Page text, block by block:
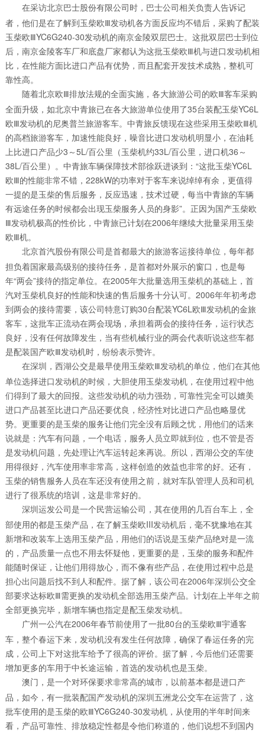
在采访北京巴士股份有限公司时，巴士公司相关负责人告诉记
者，他们是在了解到玉柴欧Ⅲ发动机各方面反应均不错后，采购了配装
玉柴欧ⅢYC6G240-30发动机的南京金陵双层巴士。这批双层巴士到位
后，南京金陵客车厂和底盘厂家都认为这批玉柴欧Ⅲ机与进口发动机相
比，在性能方面比进口产品有优势，而且配套开发技术成熟，整机可
靠性高。
随着北京欧Ⅲ排放法规的全面实施，各大旅游公司的欧Ⅲ客车采购
全面升级，如北京中青旅已在各大旅游单位使用了35台装配玉柴YC6L
欧Ⅲ发动机的尼奥普兰旅游客车。中青旅反馈现在这些采用玉柴欧Ⅲ机
的高档旅游客车，加速性能良好，噪音比进口发动机明显小，在油耗
上比进口产品少3～5L/百公里（玉柴机约33L/百公里，进口机36～
38L/百公里）。中青旅车辆保障技术部徐跃进谈到：“这批玉柴YC6L
欧Ⅲ的性能非常不错，228kW的功率对于客车来说绰绰有余，更值得
一提的是玉柴的售后服务，反应迅速，技术过硬，每当中青旅的车辆
有远途任务的时候都会出现玉柴服务人员的身影”。正因为国产玉柴欧
Ⅲ发动机极高的性价比，中青旅已计划在2006年继续大批量采用玉柴
欧Ⅲ机。
北京首汽股份有限公司是首都最大的旅游客运接待单位，每年都
担负着国家最高级别的接待任务，是首都对外展示的窗口，也是每
年“两会”接待的指定单位。在2005年大批量选用玉柴机的基础上，首
汽对玉柴机良好的性能和快速的售后服务十分认可。2006年年初考虑
到两会的接待需要，该公司特意订购30台配装YC6L欧Ⅲ发动机的金旅
客车，这批车正流动在两会现场，承担着两会的接待任务，运行状态
良好，没有任何故障发生，当有些机械行业的两会代表听说这些车都
是配装国产欧Ⅲ发动机时，纷纷表示赞许。
在深圳，西湖公交是最早使用玉柴欧Ⅲ发动机的单位，他们在其他
单位选择进口发动机的时候，大胆使用玉柴发动机，在使用过程中他
们得到了最大的回报。这些发动机的动力强劲，可靠性完全可以媲美
进口产品甚至比进口产品还要优良，经济性对比进口产品也略显优
势。更重要的是玉柴的服务让他们完全没有后顾之忧，用他们的话来
说就是：汽车有问题，一个电话，服务人员立即就到位，也不管是否
是发动机问题，先处理让汽车运转起来再说。所以，西湖公交的车使
用得很好，汽车使用率非常高，这样创造的效益也非常的好。还有，
玉柴的销售服务人员在车还没有使用之前，就对车队管理人员和司机
进行了很系统的培训，这是非常好的。
深圳运发公司是一个民营运输公司，其在使用的几百台车上，全
部使用的都是玉柴产品，在了解玉柴欧III发动机后，毫不犹豫地在其
新增和改装车上选用玉柴产品，用他们的话说是玉柴产品绝对是一流
的，产品质量一点也不用去怀疑他，更重要的是，玉柴的服务和配件
能随时保证，让他们用得放心，而不像有些产品，在使用过程中总是
担心出问题后找不到人和配件。据了解，该公司在2006年深圳公交全
部要求达标欧Ⅲ需更换的发动机全部选用玉柴产品。计划在上半年之前
全部更换完毕，新增车辆也指定是配玉柴发动机。
广州一公汽在2006年春节前使用了一批80台的玉柴欧Ⅲ宇通客
车，整个春运下来，发动机没有发生任何故障，确保了春运任务的完
成，公司上下对这批车给予了很高的评价。据了解，今后他们还需要
增加更多的车用于中长途运输，首选的发动机也是玉柴。
澳门，是一个对环保要求非常高的城市，以前基本都是进口产
品，如今，有一批装配国产发动机的深圳五洲龙公交车在运营了，这
批车使用的是玉柴的欧ⅢYC6G240-30发动机，从使用的半年时间来
看，产品可靠性、排放稳定性都是令他们称道的，他们说想不到国内